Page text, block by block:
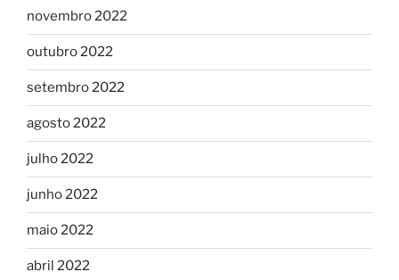
novembro 2022
outubro 2022
setembro 2022
agosto 2022
julho 2022
junho 2022
maio 2022
abril 2022